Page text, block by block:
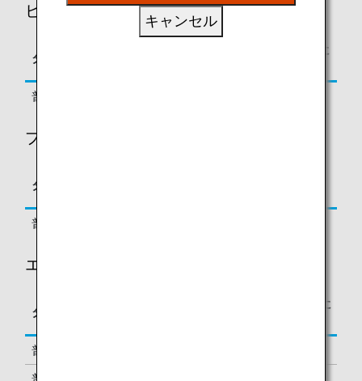
ビジネスクラス
タイプ
区間基本マイレージに
普通運賃, 割引運賃
プレミアムエコノミークラス
タイプ
普通運賃, 割引運賃
エコノミークラス
タイプ
区間基本マイレージに
普通運賃, 割引運賃
普通運賃, 割引運賃
キャンセル